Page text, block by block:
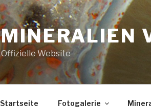
MINERALIEN
Offizielle Website
Startseite Fotogalerie